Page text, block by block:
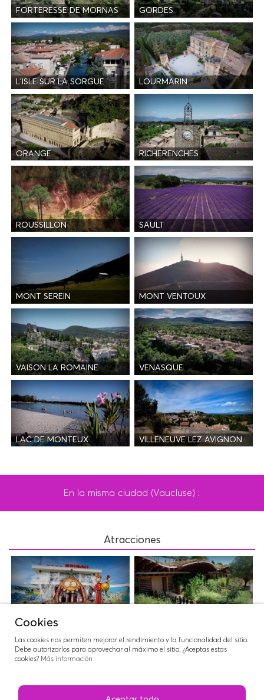
FORTERESSE DE MORNAS GORDES
L'ISLE SUR LA SORGUE LOURMARIN
ORANGE RICHERENCHES
ROUSSILLON SAULT
MONT SEREIN MONT VENTOUX
VAISON LA ROMAINE VENASQUE
LAC DE MONTEUX VILLENEUVE LEZ AVIGNON
En la misma ciudad (Vaucluse) :
Atracciones
WAVE ISLAND
Cookies
Las cookies nos permiten mejorar el rendimiento y la funcionalidad del sitio.
Debe autorizarlos para aprovechar al máximo el sitio. ¿Aceptas estas
cookies? Más información